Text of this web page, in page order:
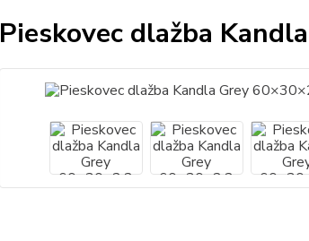
Pieskovec dlažba